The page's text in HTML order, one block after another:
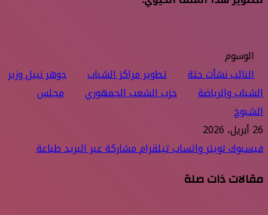
الوسوم
النائب نشأت حتة
تطوير مراكز الشباب
جوهر نبيل وزير
الشباب والرياضة
حزب الشعب الجمهوري
مجلس
الشبوخ
26 أبريل، 2026
فيسبوكتويترواتسابتيلقراممشاركة عبر البريدطباعة
مقالات ذات صلة